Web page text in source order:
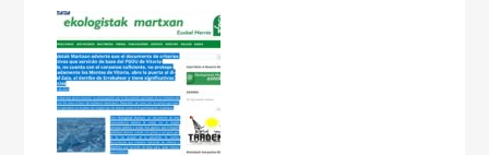
servirán de base del PGOU de Vitoria-
Gasteiz, no cuenta con el consenso
suficiente, no protege adecuadamente los
Montes de Vitoria, abre la puerta al dique
del Zaia, al derribo de Errekaleor y tiene